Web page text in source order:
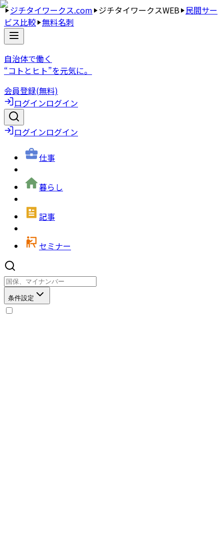
ジチタイワークス.com ジチタイワークスWEB 民間サー
ビス比較 無料名刺
自治体で働く
“コトとヒト”を元気に。
会員登録(無料)
ログインログイン
ログインログイン
仕事
暮らし
記事
セミナー
条件設定